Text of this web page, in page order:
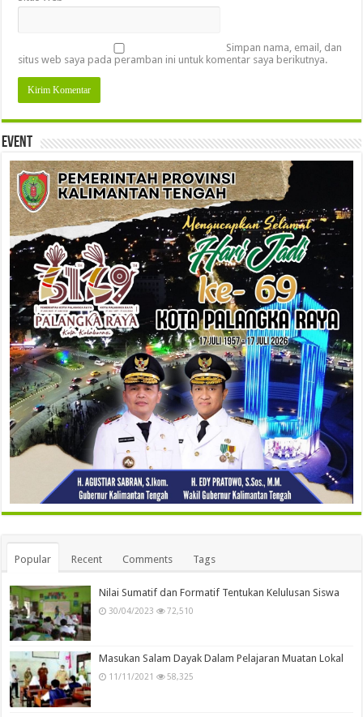
Simpan nama, email, dan
situs web saya pada peramban ini untuk komentar saya berikutnya.
Event
Popular Recent Comments Tags
Nilai Sumatif dan Formatif Tentukan Kelulusan Siswa
30/04/2023 72,510
Masukan Salam Dayak Dalam Pelajaran Muatan Lokal
11/11/2021 58,325